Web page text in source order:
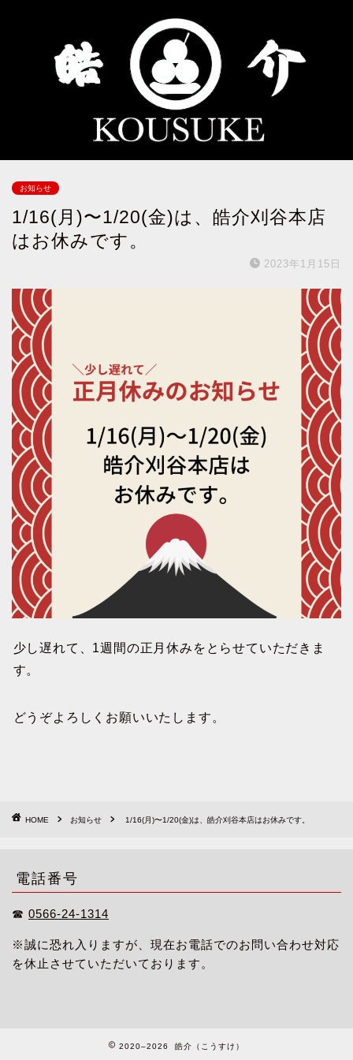
お知らせ
1/16(月)〜1/20(金)は、皓介刈谷本店
はお休みです。
2023年1月15日
少し遅れて、1週間の正月休みをとらせていただきま
す。
どうぞよろしくお願いいたします。
HOME お知らせ 1/16(月)〜1/20(金)は、皓介刈谷本店はお休みです。
電話番号
☎︎ 0566-24-1314
※誠に恐れ入りますが、現在お電話でのお問い合わせ対応
を休止させていただいております。
2020–2026 皓介（こうすけ）